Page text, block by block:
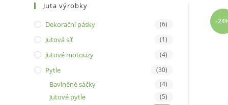
-
Juta výrobky
Dekorační pásky (6)
Jutová síť (1)
Jutové motouzy (4)
Pytle (30)
Bavlněné sáčky (4)
Jutové pytle (5)